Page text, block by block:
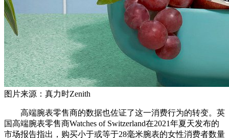
图片来源：真力时Zenith
高端腕表零售商的数据也佐证了这一消费行为的转变。英
国高端腕表零售商Watches of Switzerland在2021年夏天发布的
市场报告指出，购买小于或等于28毫米腕表的女性消费者数量